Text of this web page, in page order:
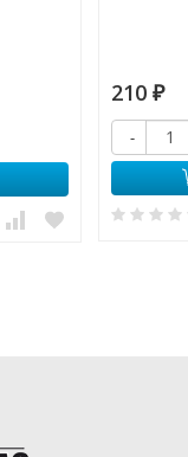
210 ₽
-